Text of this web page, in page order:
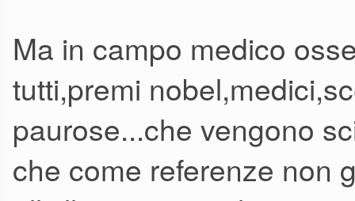
ed astrofisici da una parte e
Ma in campo medico
tutti,premi
paurose...che vengono
che come referenze non